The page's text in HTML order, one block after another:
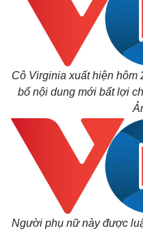
Cô Virginia xuất hiện hôm
bố nội dung mới bất lợi
Người phụ nữ này được